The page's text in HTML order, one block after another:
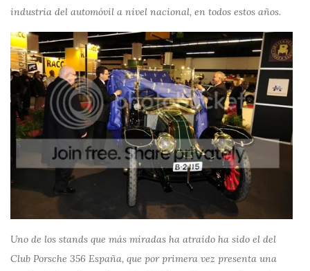
industria del automóvil a nivel nacional, en todos estos años.
Uno de los stands que más miradas ha atraído ha sido el del
Club Porsche 356 España, que por primera vez presenta una